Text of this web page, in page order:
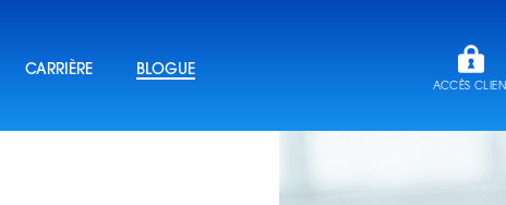
CARRIÈRE BLOGUE
ACCÈS CLIENT